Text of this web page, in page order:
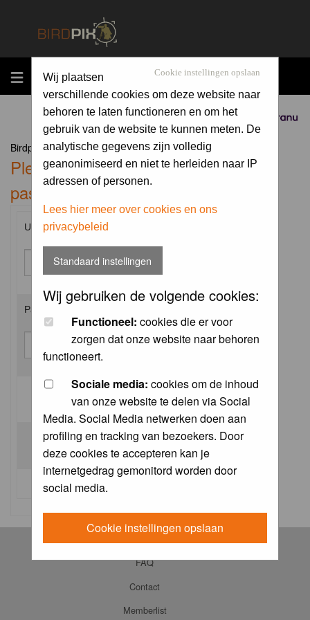
MENU
Sponsored by
Cookie instellingen opslaan
Wij plaatsen
verschillende cookies om deze website naar
behoren te laten functioneren en om het
gebruik van de website te kunnen meten. De
analytische gegevens zijn volledig
geanonimiseerd en niet te herleiden naar IP
adressen of personen.
Lees hier meer over cookies en ons
privacybeleid
Standaard instellingen
Wij gebruiken de volgende cookies:
Functioneel: cookies die er voor
zorgen dat onze website naar behoren
functioneert.
Sociale media: cookies om de inhoud
van onze website te delen via Social
Media. Social Media netwerken doen aan
profiling en tracking van bezoekers. Door
deze cookies te accepteren kan je
internetgedrag gemonitord worden door
social media.
Cookie instellingen opslaan
Birdpix.nl Forum Index
Please enter your username and
password to log in.
Username:
Password:
Log me on automatically each visit:
I forgot my password
FAQ
Contact
Memberlist